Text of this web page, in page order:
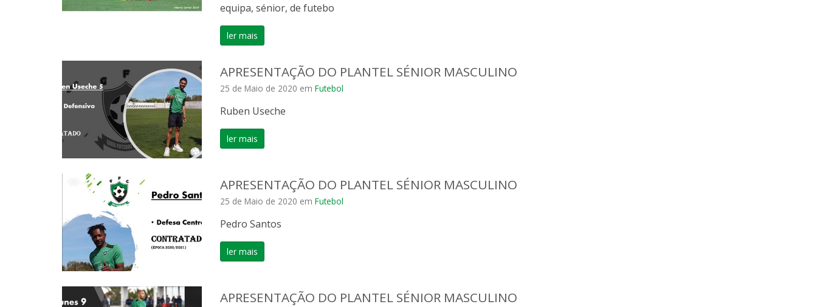
equipa, sénior, de futebo
ler mais
APRESENTAÇÃO DO PLANTEL SÉNIOR MASCULINO
25 de Maio de 2020 em Futebol
Ruben Useche
ler mais
APRESENTAÇÃO DO PLANTEL SÉNIOR MASCULINO
25 de Maio de 2020 em Futebol
Pedro Santos
ler mais
APRESENTAÇÃO DO PLANTEL SÉNIOR MASCULINO